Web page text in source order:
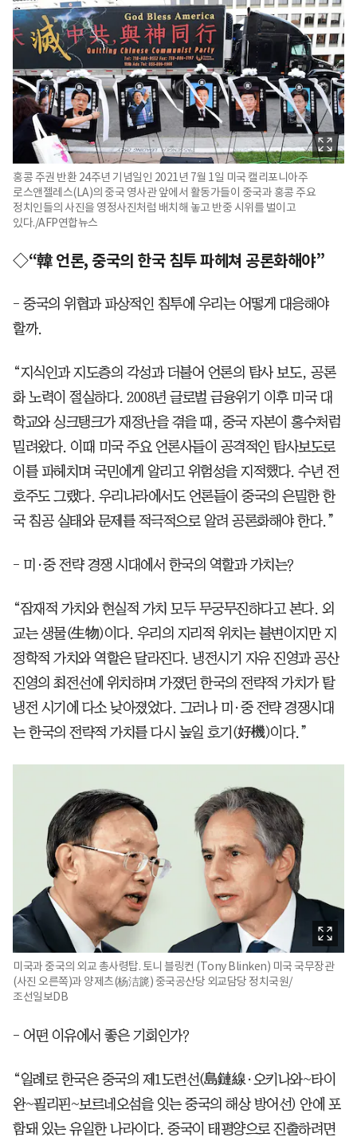
홍콩 주권 반환 24주년 기념일인 2021년 7월 1일 미국 캘리포니아주
로스앤젤레스(LA)의 중국 영사관 앞에서 활동가들이 중국과 홍콩 주요
정치인들의 사진을 영정사진처럼 배치해 놓고 반중 시위를 벌이고
있다./AFP연합뉴스
◇“韓 언론, 중국의 한국 침투 파헤쳐 공론화해야”
- 중국의 위협과 파상적인 침투에 우리는 어떻게 대응해야
할까.
“지식인과 지도층의 각성과 더불어 언론의 탐사 보도, 공론
화 노력이 절실하다. 2008년 글로벌 금융위기 이후 미국 대
학교와 싱크탱크가 재정난을 겪을 때, 중국 자본이 홍수처럼
밀려왔다. 이때 미국 주요 언론사들이 공격적인 탐사보도로
이를 파헤치며 국민에게 알리고 위험성을 지적했다. 수년 전
호주도 그랬다. 우리나라에서도 언론들이 중국의 은밀한 한
국 침공 실태와 문제를 적극적으로 알려 공론화해야 한다.”
- 미·중 전략 경쟁 시대에서 한국의 역할과 가치는?
“잠재적 가치와 현실적 가치 모두 무궁무진하다고 본다. 외
교는 생물(生物)이다. 우리의 지리적 위치는 불변이지만 지
정학적 가치와 역할은 달라진다. 냉전시기 자유 진영과 공산
진영의 최전선에 위치하며 가졌던 한국의 전략적 가치가 탈
냉전 시기에 다소 낮아졌었다. 그러나 미·중 전략 경쟁시대
는 한국의 전략적 가치를 다시 높일 호기(好機)이다.”
미국과 중국의 외교 총사령탑. 토니 블링컨 (Tony Blinken) 미국 국무장관
(사진 오른쪽)과 양제츠(杨洁篪) 중국공산당 외교담당 정치국원/
조선일보DB
- 어떤 이유에서 좋은 기회인가?
“일례로 한국은 중국의 제1도련선(島鏈線·오키나와~타이
완~필리핀~보르네오섬을 잇는 중국의 해상 방어선) 안에 포
함돼 있는 유일한 나라이다. 중국이 태평양으로 진출하려면